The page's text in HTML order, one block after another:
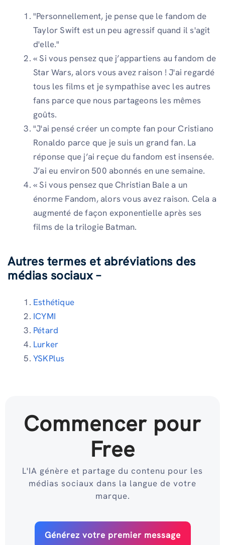
"Personnellement, je pense que le fandom de
Taylor Swift est un peu agressif quand il s'agit
d'elle."
« Si vous pensez que j’appartiens au fandom de
Star Wars, alors vous avez raison ! J'ai regardé
tous les films et je sympathise avec les autres
fans parce que nous partageons les mêmes
goûts.
"J'ai pensé créer un compte fan pour Cristiano
Ronaldo parce que je suis un grand fan. La
réponse que j’ai reçue du fandom est insensée.
J’ai eu environ 500 abonnés en une semaine.
« Si vous pensez que Christian Bale a un
énorme Fandom, alors vous avez raison. Cela a
augmenté de façon exponentielle après ses
films de la trilogie Batman.
Autres termes et abréviations des
médias sociaux –
Esthétique
ICYMI
Pétard
Lurker
YSKPlus
Commencer pour
Free
L'IA génère et partage du contenu pour les
médias sociaux dans la langue de votre
marque.
Générez votre premier message